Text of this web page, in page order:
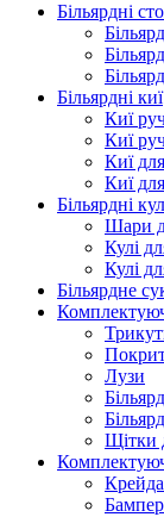
Більярдні
Більярдні киї
Киї
Киї
Киї
Киї
Більярдні
Шари
Кулі
Кулі
Більярдне
Лузи
Щітки
Крейда